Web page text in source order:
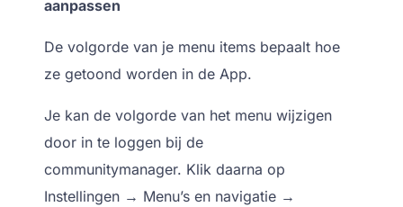
aanpassen
De volgorde van je menu items bepaalt hoe
ze getoond worden in de App.
Je kan de volgorde van het menu wijzigen
door in te loggen bij de
communitymanager. Klik daarna op
Instellingen → Menu’s en navigatie →